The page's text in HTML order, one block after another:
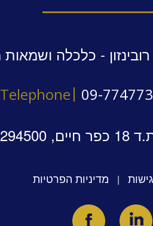
- כלכלה ושמאות
Telephone 09-
| מדיניות הפרטיות